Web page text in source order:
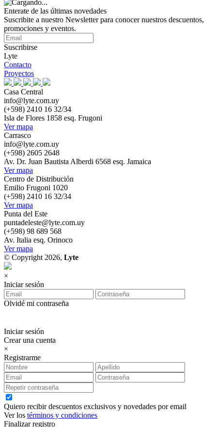
Enterate de las últimas novedades
Suscribite a nuestro Newsletter para conocer nuestros descuentos,
promociones y eventos.
Suscribirse
Lyte
Contacto
Proyectos
Casa Central
info@lyte.com.uy
(+598) 2410 16 32/34
Isla de Flores 1858 esq. Frugoni
Ver mapa
Carrasco
info@lyte.com.uy
(+598) 2605 2648
Av. Dr. Juan Bautista Alberdi 6568 esq. Jamaica
Ver mapa
Centro de Distribución
Emilio Frugoni 1020
(+598) 2410 16 32/34
Ver mapa
Punta del Este
puntadeleste@lyte.com.uy
(+598) 98 689 568
Av. Italia esq. Orinoco
Ver mapa
© Copyright 2026, Lyte
×
Iniciar sesión
Olvidé mi contraseña
Iniciar sesión
Crear una cuenta
×
Registrarme
Quiero recibir descuentos exclusivos y novedades por email
Ver los términos y condiciones
Finalizar registro